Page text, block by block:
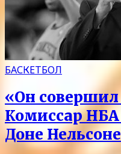
БАСКЕТБОЛ
«Он
Комиссар
Доне Нельсоне